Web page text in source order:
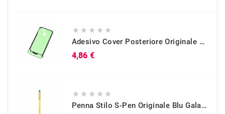
    
Adesivo Cover Posteriore Originale Galaxy A40 (SM-A405)
4,86 €
    
Penna Stilo S-Pen Originale Blu Galaxy Note 9 (SM-N960)